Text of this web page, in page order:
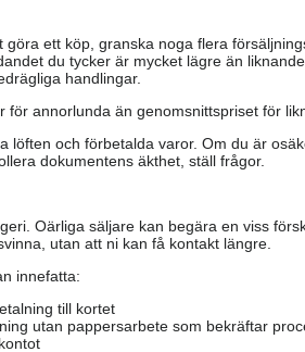
ett köp, granska noga flera
du tycker är mycket lägre än
handlingar.
för annorlunda än genomsnittspriset för
löften och förbetalda varor. Om du är
dokumentens äkthet, ställ frågor.
Oärliga säljare kan begära en viss
utan att ni kan få kontakt längre.
innefatta:
till kortet
utan pappersarbete som bekräftar